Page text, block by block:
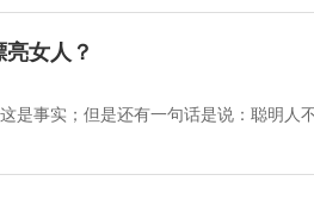
女人？
是事实；但是还有一句话是说：聪明人